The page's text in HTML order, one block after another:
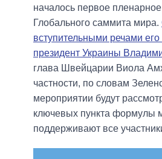
началось первое
Глобального саммита мира.
вступительными речами его
президент Украины
глава Швейцарии Виола
частности, по словам
мероприятии будут
ключевых пункта формулы
поддерживают все